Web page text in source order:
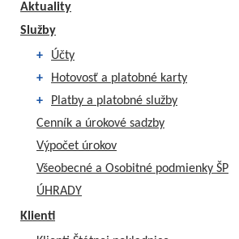
Aktuality
Služby
+
Účty
+
Hotovosť a platobné karty
+
Platby a platobné služby
Cenník a úrokové sadzby
Výpočet úrokov
Všeobecné a Osobitné podmienky ŠP
ÚHRADY
Klienti